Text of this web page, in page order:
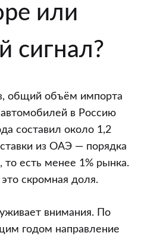
или
сигнал?
общий объём импорта
в Россию
составил около 1,2
из ОАЭ — порядка
то есть менее 1% рынка.
скромная доля.
внимания. По
годом направление